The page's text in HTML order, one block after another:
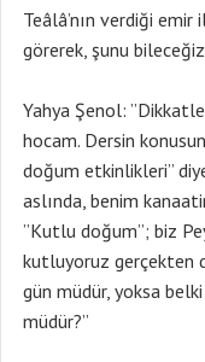
Teâlâ’nın verdiği
görerek, şunu
Yahya Şenol:
hocam. Dersin
doğum etkinlikleri”
aslında, benim
”Kutlu doğum”; biz
kutluyoruz gerçekten
gün müdür, yoksa
müdür?”